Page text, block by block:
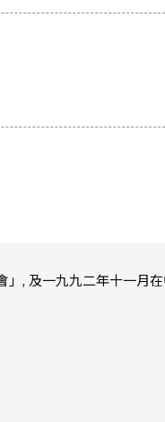
」, 及一九九二年十一月